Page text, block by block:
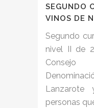
SEGUNDO
VINOS DE
Segundo
nivel II de
personas